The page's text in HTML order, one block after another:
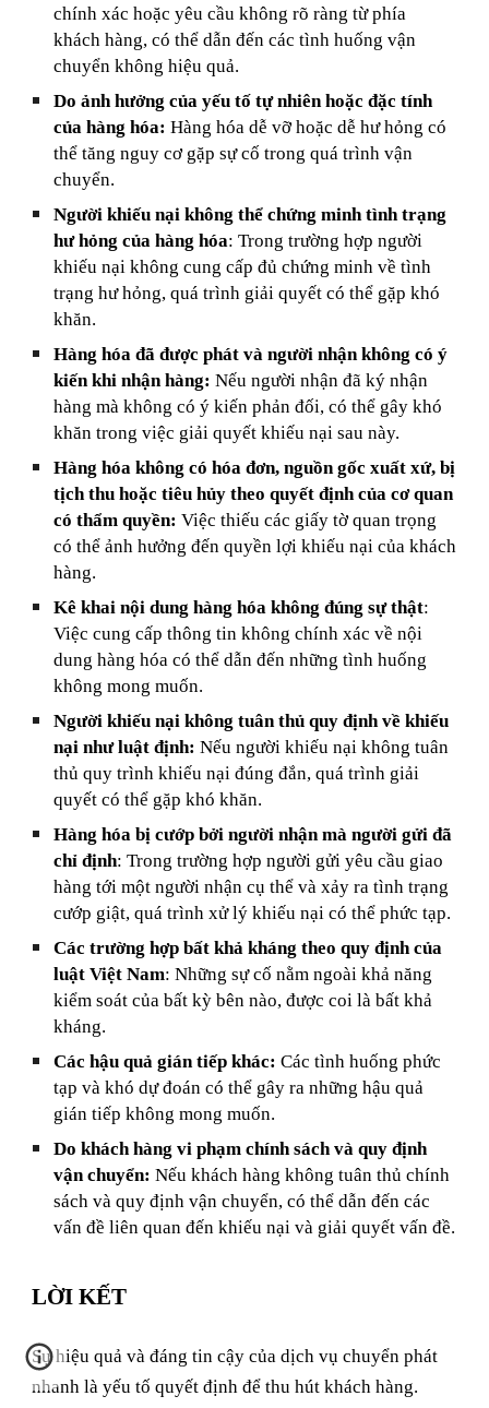
chính xác hoặc yêu cầu không rõ ràng từ phía
khách hàng, có thể dẫn đến các tình huống vận
chuyển không hiệu quả.
Do ảnh hưởng của yếu tố tự nhiên hoặc đặc tính
của hàng hóa: Hàng hóa dễ vỡ hoặc dễ hư hỏng có
thể tăng nguy cơ gặp sự cố trong quá trình vận
chuyển.
Người khiếu nại không thể chứng minh tình trạng
hư hỏng của hàng hóa: Trong trường hợp người
khiếu nại không cung cấp đủ chứng minh về tình
trạng hư hỏng, quá trình giải quyết có thể gặp khó
khăn.
Hàng hóa đã được phát và người nhận không có ý
kiến khi nhận hàng:Nếu người nhận đã ký nhận
hàng mà không có ý kiến phản đối, có thể gây khó
khăn trong việc giải quyết khiếu nại sau này.
Hàng hóa không có hóa đơn, nguồn gốc xuất xứ, bị
tịch thu hoặc tiêu hủy theo quyết định của cơ quan
có thẩm quyền:Việc thiếu các giấy tờ quan trọng
có thể ảnh hưởng đến quyền lợi khiếu nại của khách
hàng.
Kê khai nội dung hàng hóa không đúng sự thật:
Việc cung cấp thông tin không chính xác về nội
dung hàng hóa có thể dẫn đến những tình huống
không mong muốn.
Người khiếu nại không tuân thủ quy định về khiếu
nại như luật định: Nếu người khiếu nại không tuân
thủ quy trình khiếu nại đúng đắn, quá trình giải
quyết có thể gặp khó khăn.
Hàng hóa bị cướp bởi người nhận mà người gửi đã
chỉ định: Trong trường hợp người gửi yêu cầu giao
hàng tới một người nhận cụ thể và xảy ra tình trạng
cướp giật, quá trình xử lý khiếu nại có thể phức tạp.
Các trường hợp bất khả kháng theo quy định của
luật Việt Nam: Những sự cố nằm ngoài khả năng
kiểm soát của bất kỳ bên nào, được coi là bất khả
kháng.
Các hậu quả gián tiếp khác: Các tình huống phức
tạp và khó dự đoán có thể gây ra những hậu quả
gián tiếp không mong muốn.
Do khách hàng vi phạm chính sách và quy định
vận chuyển: Nếu khách hàng không tuân thủ chính
sách và quy định vận chuyển, có thể dẫn đến các
vấn đề liên quan đến khiếu nại và giải quyết vấn đề.
LỜI KẾT
Sự hiệu quả và đáng tin cậy của dịch vụ chuyển phát
nhanh là yếu tố quyết định để thu hút khách hàng.